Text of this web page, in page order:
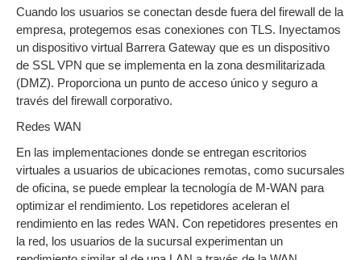
Cuando los usuarios se conectan desde fuera del firewall de la
empresa, protegemos esas conexiones con TLS. Inyectamos
un dispositivo virtual Barrera Gateway que es un dispositivo
de SSL VPN que se implementa en la zona desmilitarizada
(DMZ). Proporciona un punto de acceso único y seguro a
través del firewall corporativo.
Redes WAN
En las implementaciones donde se entregan escritorios
virtuales a usuarios de ubicaciones remotas, como sucursales
de oficina, se puede emplear la tecnología de M-WAN para
optimizar el rendimiento. Los repetidores aceleran el
rendimiento en las redes WAN. Con repetidores presentes en
la red, los usuarios de la sucursal experimentan un